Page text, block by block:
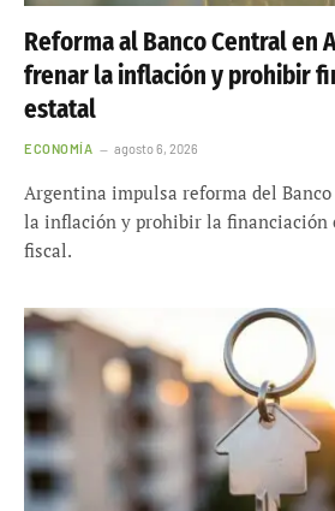
Reforma al Banco Central en
frenar la inflación y prohibir
estatal
ECONOMÍA agosto 6, 2026
Argentina impulsa reforma del
la inflación y prohibir la financiación
fiscal.